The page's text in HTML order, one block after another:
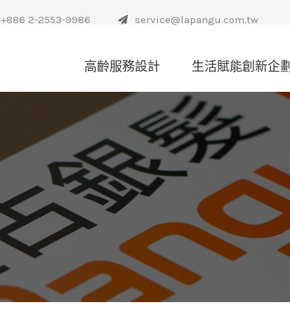
+886 2-2553-9986 service@lapangu.com.tw
高齡服務設計 生活賦能創新企劃